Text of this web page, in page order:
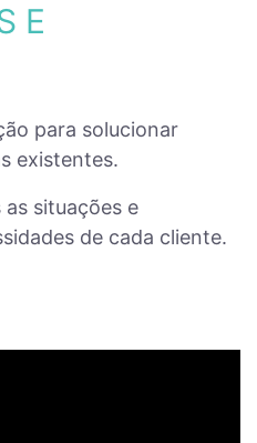
E
para solucionar
existentes.
situações e
de cada cliente.